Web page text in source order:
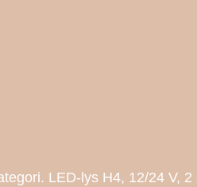
LED-lys H4, 12/24 V,